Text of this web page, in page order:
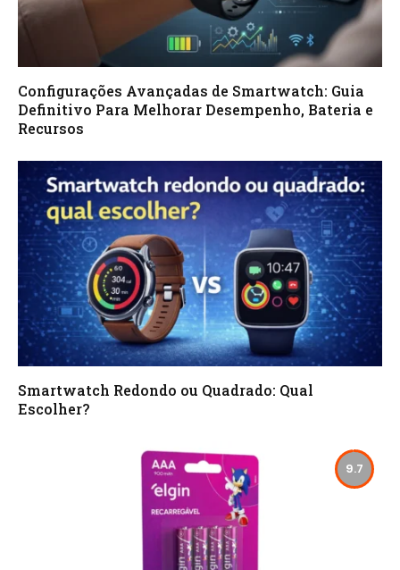
Configurações Avançadas de Smartwatch: Guia
Definitivo Para Melhorar Desempenho, Bateria e
Recursos
Smartwatch Redondo ou Quadrado: Qual
Escolher?
9.7